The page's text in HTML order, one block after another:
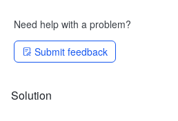
Need help with a problem?
Submit feedback
Solution